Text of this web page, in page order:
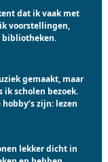
dat ik vaak met
voorstellingen,
bibliotheken.
gemaakt, maar
ik scholen bezoek.
zijn: lezen
lekker dicht in